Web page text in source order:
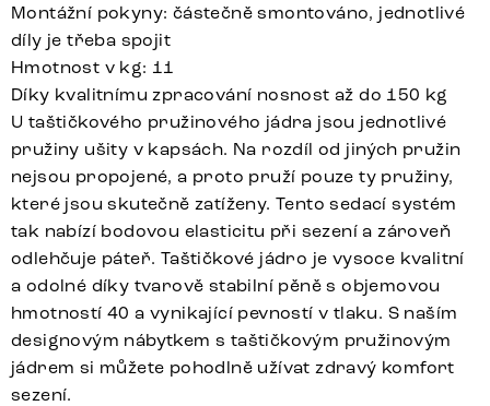
Montážní pokyny: částečně smontováno, jednotlivé
díly je třeba spojit
Hmotnost v kg: 11
Díky kvalitnímu zpracování nosnost až do 150 kg
U taštičkového pružinového jádra jsou jednotlivé
pružiny ušity v kapsách. Na rozdíl od jiných pružin
nejsou propojené, a proto pruží pouze ty pružiny,
které jsou skutečně zatíženy. Tento sedací systém
tak nabízí bodovou elasticitu při sezení a zároveň
odlehčuje páteř. Taštičkové jádro je vysoce kvalitní
a odolné díky tvarově stabilní pěně s objemovou
hmotností 40 a vynikající pevností v tlaku. S naším
designovým nábytkem s taštičkovým pružinovým
jádrem si můžete pohodlně užívat zdravý komfort
sezení.